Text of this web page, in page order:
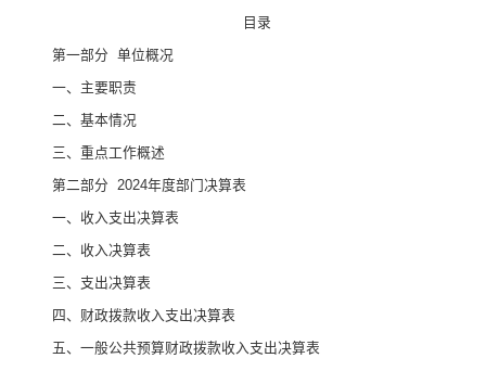
目录
第一部分 单位概况
一、主要职责
二、 基本情况
三、重点工作概述
第二部分 2024年度部门决算表
一、收入支出决算表
二、收入决算表
三、支出决算表
四、财政拨款收入支出决算表
五、一般公共预算财政拨款收入支出决算表